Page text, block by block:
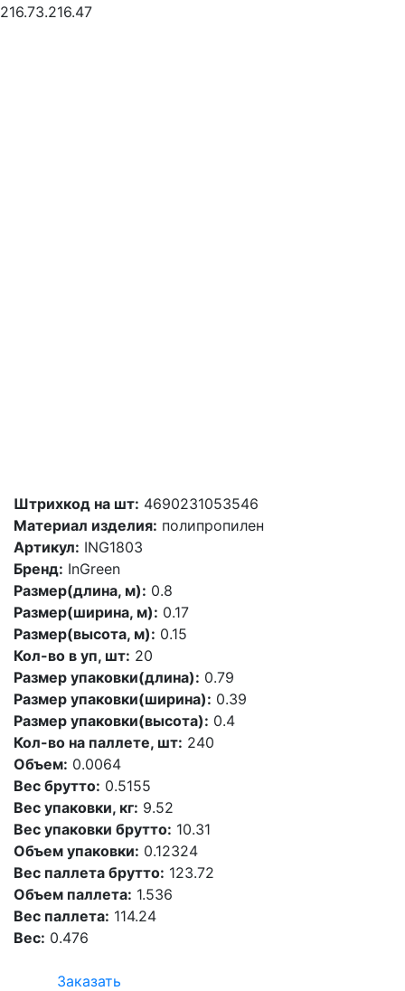
216.73.216.47
Штрихкод на шт: 4690231053546
Материал изделия: полипропилен
Артикул: ING1803
Бренд: InGreen
Размер(длина, м): 0.8
Размер(ширина, м): 0.17
Размер(высота, м): 0.15
Кол-во в уп, шт: 20
Размер упаковки(длина): 0.79
Размер упаковки(ширина): 0.39
Размер упаковки(высота): 0.4
Кол-во на паллете, шт: 240
Объем: 0.0064
Вес брутто: 0.5155
Вес упаковки, кг: 9.52
Вес упаковки брутто: 10.31
Объем упаковки: 0.12324
Вес паллета брутто: 123.72
Объем паллета: 1.536
Вес паллета: 114.24
Вес: 0.476
Заказать